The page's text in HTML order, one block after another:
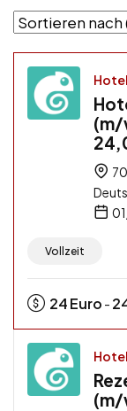
(m/
Vollzeit
24Euro -
(m/